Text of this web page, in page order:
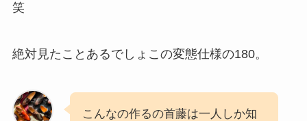
笑
絶対見たことあるでしょこの変態仕様の180。
こんなの作るの首藤は一人しか知